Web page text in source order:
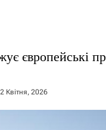
європейські
Квітня, 2026